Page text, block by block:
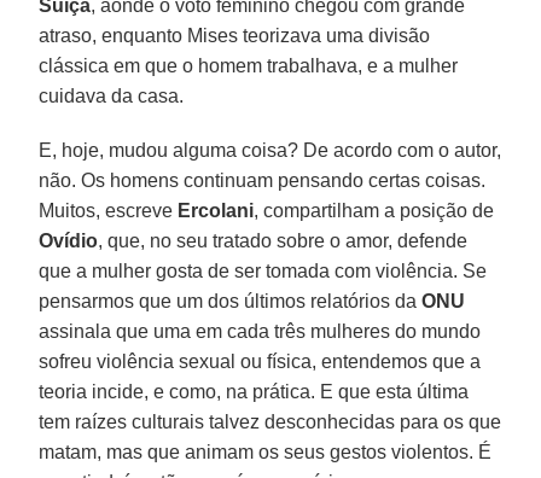
Suíça, aonde o voto feminino chegou com grande
atraso, enquanto Mises teorizava uma divisão
clássica em que o homem trabalhava, e a mulher
cuidava da casa.
E, hoje, mudou alguma coisa? De acordo com o autor,
não. Os homens continuam pensando certas coisas.
Muitos, escreve Ercolani, compartilham a posição de
Ovídio, que, no seu tratado sobre o amor, defende
que a mulher gosta de ser tomada com violência. Se
pensarmos que um dos últimos relatórios daONU
assinala que uma em cada três mulheres do mundo
sofreu violência sexual ou física, entendemos que a
teoria incide, e como, na prática. E que esta última
tem raízes culturais talvez desconhecidas para os que
matam, mas que animam os seus gestos violentos. É